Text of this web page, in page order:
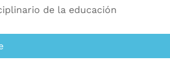
de la educación